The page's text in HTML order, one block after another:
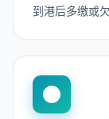
到港后多缴或欠